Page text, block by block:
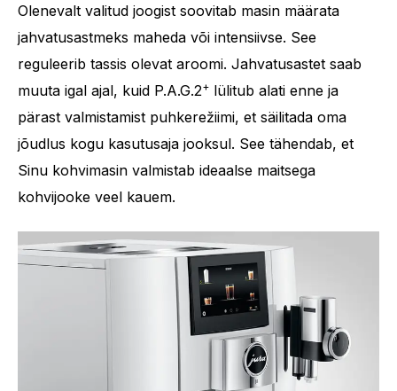
Olenevalt valitud joogist soovitab masin määrata
jahvatusastmeks maheda või intensiivse. See
reguleerib tassis olevat aroomi. Jahvatusastet saab
muuta igal ajal, kuid P.A.G.2+ lülitub alati enne ja
pärast valmistamist puhkerežiimi, et säilitada oma
jõudlus kogu kasutusaja jooksul. See tähendab, et
Sinu kohvimasin valmistab ideaalse maitsega
kohvijooke veel kauem.